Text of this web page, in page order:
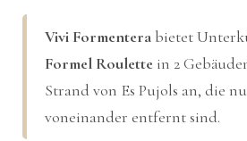
Vivi Formentera bietet
Formel Roulette in 2
Strand von Es Pujols an, die
voneinander entfernt sind.